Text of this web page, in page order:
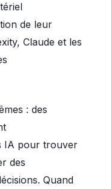
de leur
Claude et les
: des
IA pour trouver
des
Quand